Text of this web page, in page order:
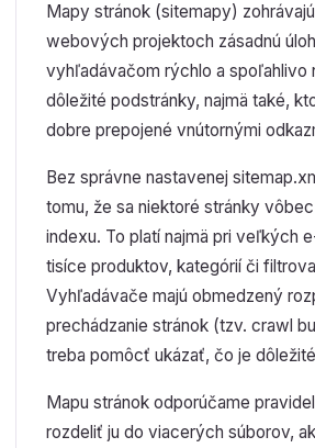
Mapy stránok (sitemapy)
webových projektoch zásadnú
vyhľadávačom rýchlo a spoľahlivo
dôležité podstránky, najmä také,
dobre prepojené vnútornými
Bez správne nastavenej
tomu, že sa niektoré stránky
indexu. To platí najmä pri veľkých
tisíce produktov, kategórií či
Vyhľadávače majú obmedzený
prechádzanie stránok (tzv. crawl
treba pomôcť ukázať, čo je
Mapu stránok odporúčame
rozdeliť ju do viacerých súborov,